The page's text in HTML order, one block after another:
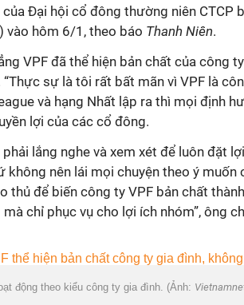
Đại hội cổ đông thường niên CTCP
vào hôm 6/1, theo báo Thanh Niên.
VPF đã thể hiện bản chất của công
sự là tôi rất bất mãn vì VPF là
và hạng Nhất lập ra thì mọi định
lợi của các cổ đông.
lắng nghe và xem xét để luôn đặt
không nên lái mọi chuyện theo ý muốn
thủ để biến công ty VPF bản chất
chỉ phục vụ cho lợi ích nhóm”, ông
động theo kiểu công ty gia đình. (Ảnh: